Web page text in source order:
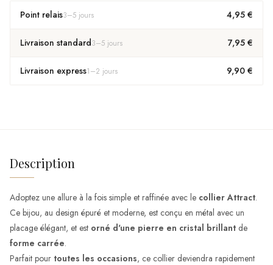
Point relais3–5 jours 4,95 €
Livraison standard3–5 jours 7,95 €
Livraison express1–2 jours 9,90 €
Description
Adoptez une allure à la fois simple et raffinée avec le collier Attract.
Ce bijou, au design épuré et moderne, est conçu en métal avec un
placage élégant, et est orné d'une pierre en cristal brillant de
forme carrée.
Parfait pour toutes les occasions, ce collier deviendra rapidement